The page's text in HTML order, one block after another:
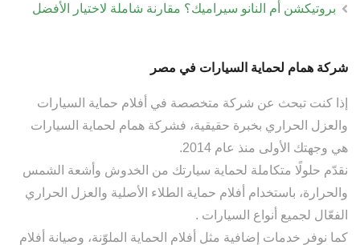
بروتيكشن أم النانو سيراميك؟ مقارنة شاملة لاختيار الأفضل
شركة همام لحماية السيارات في مصر
إذا كنت تبحث عن شركة متخصصة في أفلام حماية السيارات
والعزل الحراري بخبرة حقيقية، فشركة همام لحماية السيارات
هي وجهتك الأولى منذ عام 2014.
نقدّم حلولًا متكاملة لحماية سيارتك من الخدوش وأشعة الشمس
والحرارة، باستخدام أفلام حماية الطلاء الأصلية والعزل الحراري
الفعّال لجميع أنواع السيارات .
كما نوفر خدمات إضافية مثل أفلام الحماية الملوّنة، وصيانة أفلام